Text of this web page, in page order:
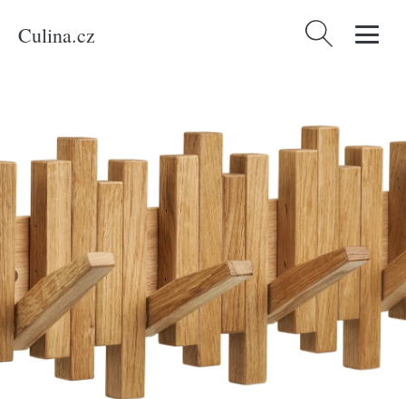
Culina.cz Vyhledávání